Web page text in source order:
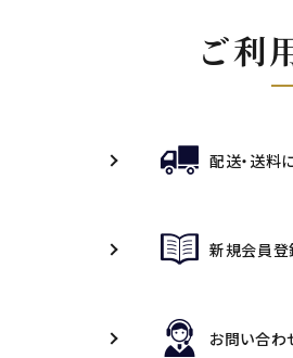
ご利
配送・送料
新規会員登
お問い合わ